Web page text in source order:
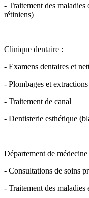
- Traitement des maladies
rétiniens)
Clinique dentaire :
- Examens dentaires et
- Plombages et extractions
- Traitement de canal
- Dentisterie esthétique
Département de médecine
- Consultations de soins
- Traitement des maladies